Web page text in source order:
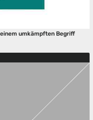
umkämpften Begriff